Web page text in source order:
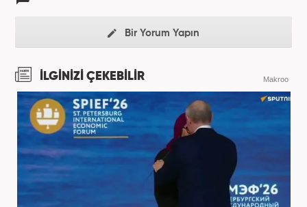
Bir Yorum Yapın
İLGİNİZİ ÇEKEBİLİR Makroo